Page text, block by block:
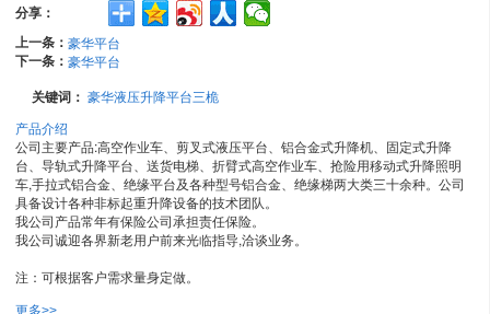
分享：
上一条：豪华平台
下一条：豪华平台
关键词：豪华液压升降平台三桅
产品介绍
公司主要产品:高空作业车、剪叉式液压平台、铝合金式升降机、固定式升降
台、导轨式升降平台、送货电梯、折臂式高空作业车、抢险用移动式升降照明
车,手拉式铝合金、绝缘平台及各种型号铝合金、绝缘梯两大类三十余种。公司
具备设计各种非标起重升降设备的技术团队。
我公司产品常年有保险公司承担责任保险。
我公司诚迎各界新老用户前来光临指导,洽谈业务。
注：可根据客户需求量身定做。
更多>>